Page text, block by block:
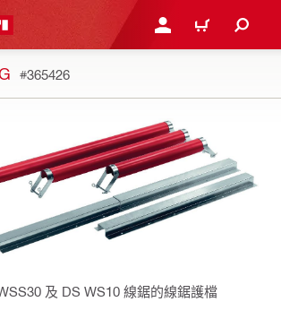
登入或註冊購物車
#365426
及 DS WS10 線鋸的線鋸護檔